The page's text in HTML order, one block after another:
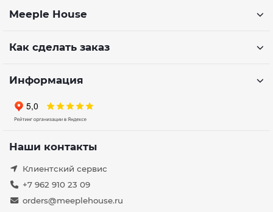
Meeple House
Как сделать заказ
Информация
Наши контакты
Клиентский сервис
+7 962 910 23 09
orders@meeplehouse.ru